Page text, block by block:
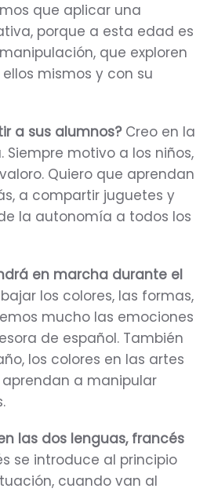
que aplicar una
porque a esta edad es
que exploren
mismos y con su
a sus alumnos?Creo en la
motivo a los niños,
Quiero que aprendan
a compartir juguetes y
la autonomía a todos los
en marcha durante el
los colores, las formas,
mucho las emociones
de español. También
los colores en las artes
a manipular
las dos lenguas, francés
se introduce al principio
cuando van al